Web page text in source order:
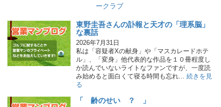
ークラブ
東野圭吾さんの訃報と天才の「理系脳」
な裏話
2026年7月31日
私は「容疑者Xの献身」や「マスカレードホテ
ル」、「変身」他代表的な作品を１０冊程度し
か読んでいないライトなファンですが、一度読
み始めると面白くて寝る時間も忘れ...続きを見
る
「 齢のせい ？ 」